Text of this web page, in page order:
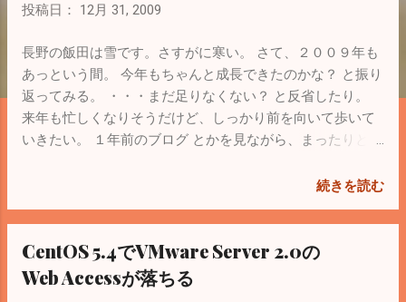
投稿日： 12月 31, 2009
長野の飯田は雪です。さすがに寒い。 さて、２００９年も
あっという間。 今年もちゃんと成長できたのかな？ と振り
返ってみる。 ・・・まだ足りなくない？ と反省したり。
来年も忙しくなりそうだけど、しっかり前を向いて歩いて
いきたい。 １年前のブログ とかを見ながら、まったりと新
続きを読む
CentOS 5.4でVMware Server 2.0の
Web Accessが落ちる